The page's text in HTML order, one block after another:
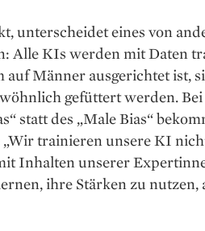
unterscheidet eines von
Alle KIs werden mit Daten
Männer ausgerichtet ist,
gefüttert werden.
statt des „Male Bias“
trainieren unsere KI
Inhalten unserer
ihre Stärken zu nutzen,